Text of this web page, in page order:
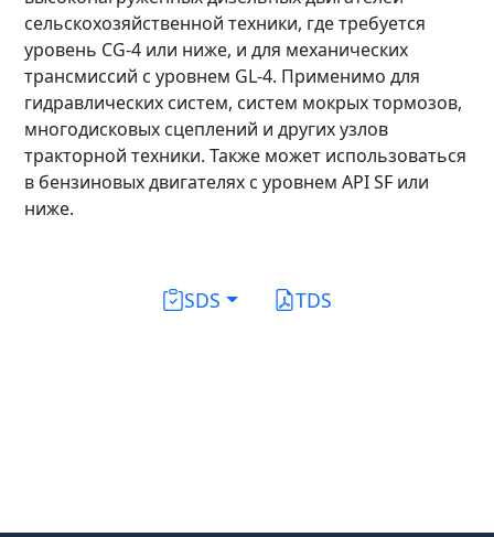
сельскохозяйственной техники, где требуется
уровень CG-4 или ниже, и для механических
трансмиссий с уровнем GL-4. Применимо для
гидравлических систем, систем мокрых тормозов,
многодисковых сцеплений и других узлов
тракторной техники. Также может использоваться
в бензиновых двигателях с уровнем API SF или
ниже.
SDS TDS